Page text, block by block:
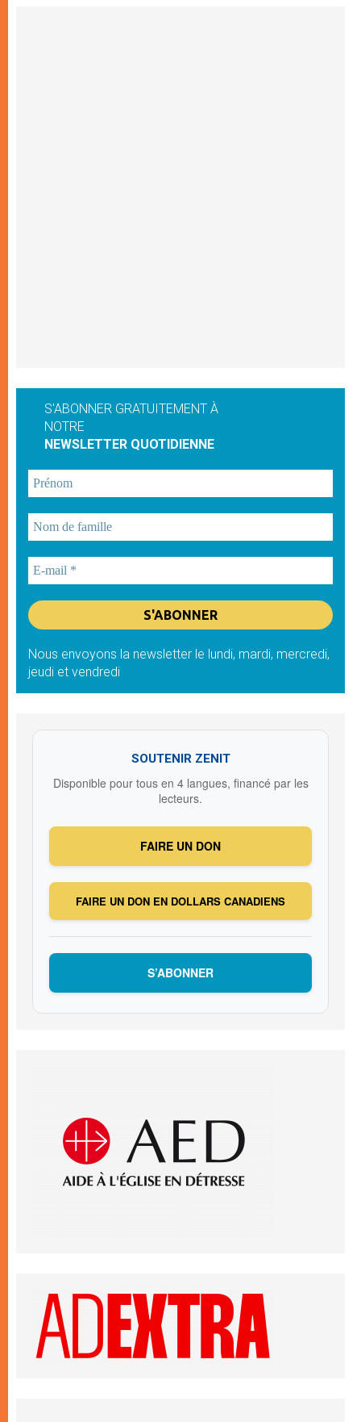
S'ABONNER GRATUITEMENT À
NOTRE
NEWSLETTER QUOTIDIENNE
Nous envoyons la newsletter le lundi, mardi, mercredi,
jeudi et vendredi
SOUTENIR ZENIT
Disponible pour tous en 4 langues, financé par les
lecteurs.
FAIRE UN DON
FAIRE UN DON EN DOLLARS CANADIENS
S’ABONNER